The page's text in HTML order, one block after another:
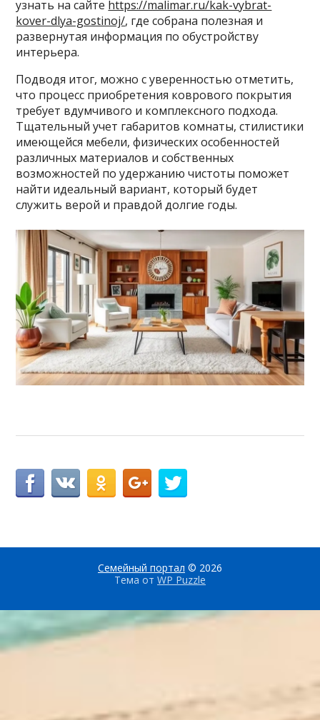
узнать на сайте https://malimar.ru/kak-vybrat-
kover-dlya-gostinoj/, где собрана полезная и
развернутая информация по обустройству
интерьера.
Подводя итог, можно с уверенностью отметить,
что процесс приобретения коврового покрытия
требует вдумчивого и комплексного подхода.
Тщательный учет габаритов комнаты, стилистики
имеющейся мебели, физических особенностей
различных материалов и собственных
возможностей по удержанию чистоты поможет
найти идеальный вариант, который будет
служить верой и правдой долгие годы.
Семейный портал © 2026
Тема от WP Puzzle